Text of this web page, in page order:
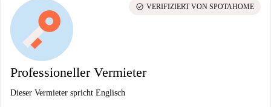
Professioneller Vermieter
Dieser Vermieter spricht Englisch
check_circle VERIFIZIERT VON SPOTAHOME